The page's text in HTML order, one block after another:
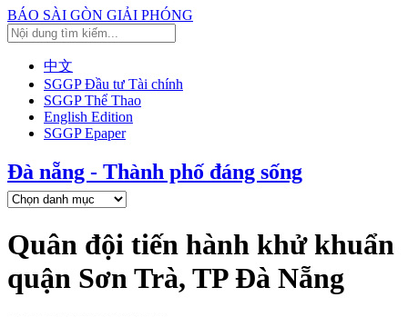
BÁO SÀI GÒN GIẢI PHÓNG
中文
SGGP Đầu tư Tài chính
SGGP Thể Thao
English Edition
SGGP Epaper
Đà nẵng - Thành phố đáng sống
Quân đội tiến hành khử khuẩn
quận Sơn Trà, TP Đà Nẵng